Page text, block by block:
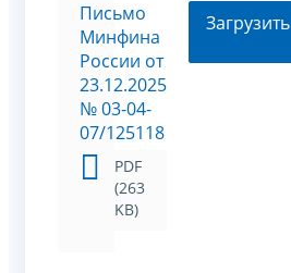
Письмо
Минфина
России от
23.12.2025
№ 03-04-
07/125118
PDF
(263
KB)
Загрузить